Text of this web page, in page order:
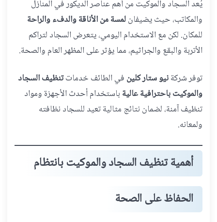
يُعد السجاد والموكيت من أهم عناصر الديكور في المنازل
والمكاتب، حيث يضيفانلمسة من الأناقة والدفء والراحة
للمكان. لكن مع الاستخدام اليومي، يتعرض السجاد لتراكم
الأتربة والبقع والجراثيم، مما يؤثر على المظهر العام والصحة.
توفر شركةنيو ستار كلين في الطائف خدماتتنظيف السجاد
والموكيت باحترافية عالية باستخدام أحدث الأجهزة ومواد
تنظيف آمنة، لضمان نتائج مثالية تعيد للسجاد نظافته
ولمعانه.
أهمية تنظيف السجاد والموكيت بانتظام
الحفاظ على الصحة